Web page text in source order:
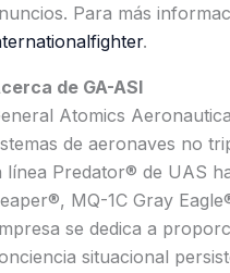
Para más
.
de GA-ASI
Atomics
de aeronaves no
línea Predator® de UAS
MQ-1C Gray
se dedica a
situacional